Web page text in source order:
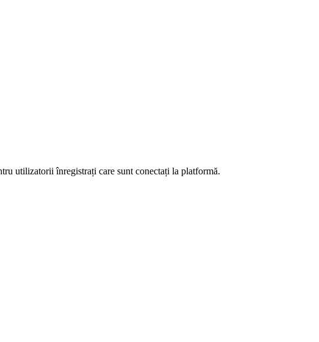
utilizatorii înregistrați care sunt conectați la platformă.